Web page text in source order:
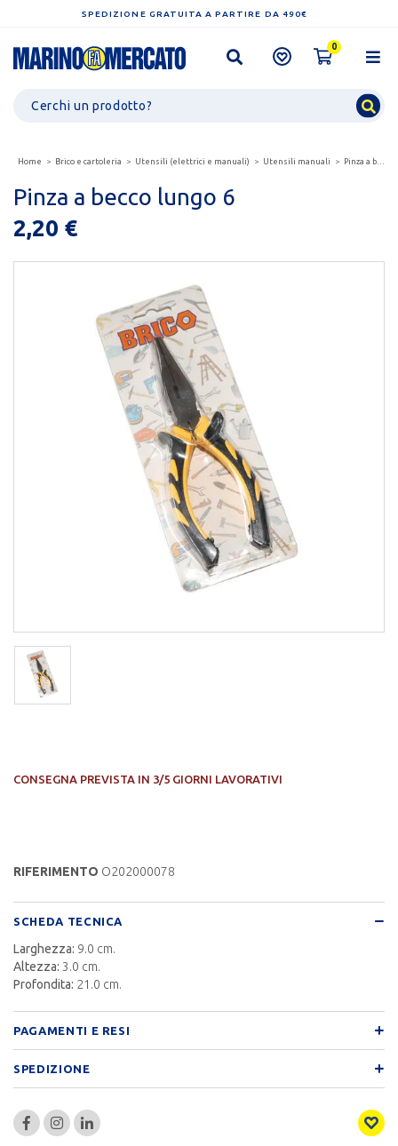
SPEDIZIONE GRATUITA A PARTIRE DA 490€
0
Home Brico e cartoleria Utensili (elettrici e manuali) Utensili manuali Pinza a becco lungo 6
Pinza a becco lungo 6
2,20 €
CONSEGNA PREVISTA IN 3/5 GIORNI LAVORATIVI
RIFERIMENTO O202000078
SCHEDA TECNICA
Larghezza: 9.0 cm.
Altezza: 3.0 cm.
Profondita: 21.0 cm.
PAGAMENTI E RESI
SPEDIZIONE